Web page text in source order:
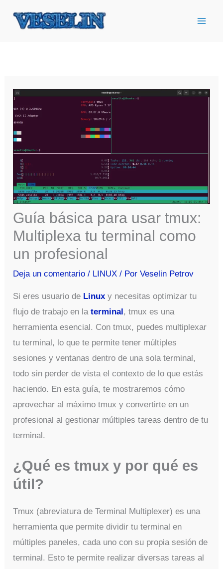
Guía básica para usar tmux:
Multiplexa tu terminal como
un profesional
Deja un comentario / LINUX / PorVeselin Petrov
Si eres usuario de Linux y necesitas optimizar tu
flujo de trabajo en la terminal, tmux es una
herramienta esencial. Con tmux, puedes multiplexar
tu terminal, lo que te permite tener múltiples
sesiones y ventanas dentro de una sola terminal,
todo sin perder de vista el contexto de lo que estás
haciendo. En esta guía, te mostraremos cómo
aprovechar al máximo tmux y convertirte en un
profesional al gestionar múltiples tareas dentro de tu
terminal.
¿Qué es tmux y por qué es
útil?
Tmux (abreviatura de Terminal Multiplexer) es una
herramienta que permite dividir tu terminal en
múltiples paneles, cada uno con su propia sesión de
terminal. Esto te permite realizar diversas tareas al